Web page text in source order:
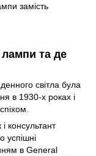
замість
лампи та де
світла була
в 1930-х роках і
консультант
успішні
в General